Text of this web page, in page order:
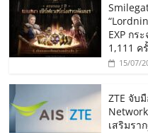
EXP กร
1,111 ค
15/07/
ZTE จับ
เสริมรา